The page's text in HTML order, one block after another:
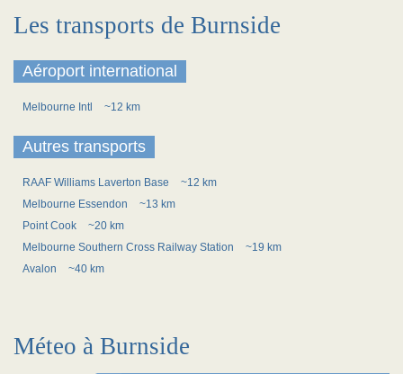
Les transports de Burnside
Aéroport international
Melbourne Intl ~12 km
Autres transports
RAAF Williams Laverton Base
~12 km
Melbourne Essendon
~13 km
Point Cook
~20 km
Melbourne Southern Cross Railway Station
~19 km
Avalon
~40 km
Méteo à Burnside